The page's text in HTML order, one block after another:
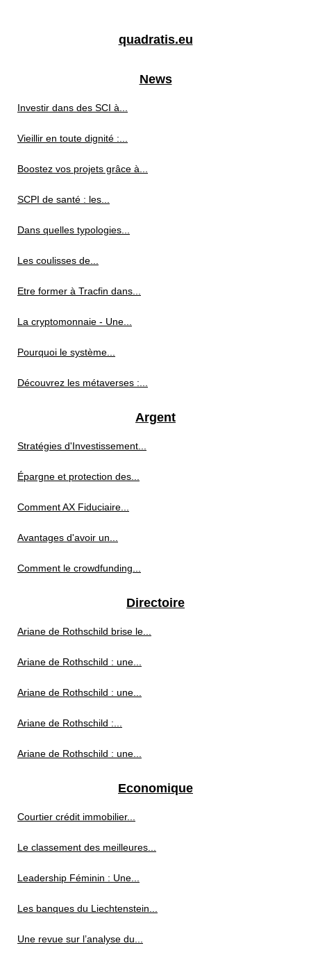
quadratis.eu
News
Investir dans des SCI à...
Vieillir en toute dignité :...
Boostez vos projets grâce à...
SCPI de santé : les...
Dans quelles typologies...
Les coulisses de...
Etre former à Tracfin dans...
La cryptomonnaie - Une...
Pourquoi le système...
Découvrez les métaverses :...
Argent
Stratégies d'Investissement...
Épargne et protection des...
Comment AX Fiduciaire...
Avantages d'avoir un...
Comment le crowdfunding...
Directoire
Ariane de Rothschild brise le...
Ariane de Rothschild : une...
Ariane de Rothschild : une...
Ariane de Rothschild :...
Ariane de Rothschild : une...
Economique
Courtier crédit immobilier...
Le classement des meilleures...
Leadership Féminin : Une...
Les banques du Liechtenstein...
Une revue sur l’analyse du...